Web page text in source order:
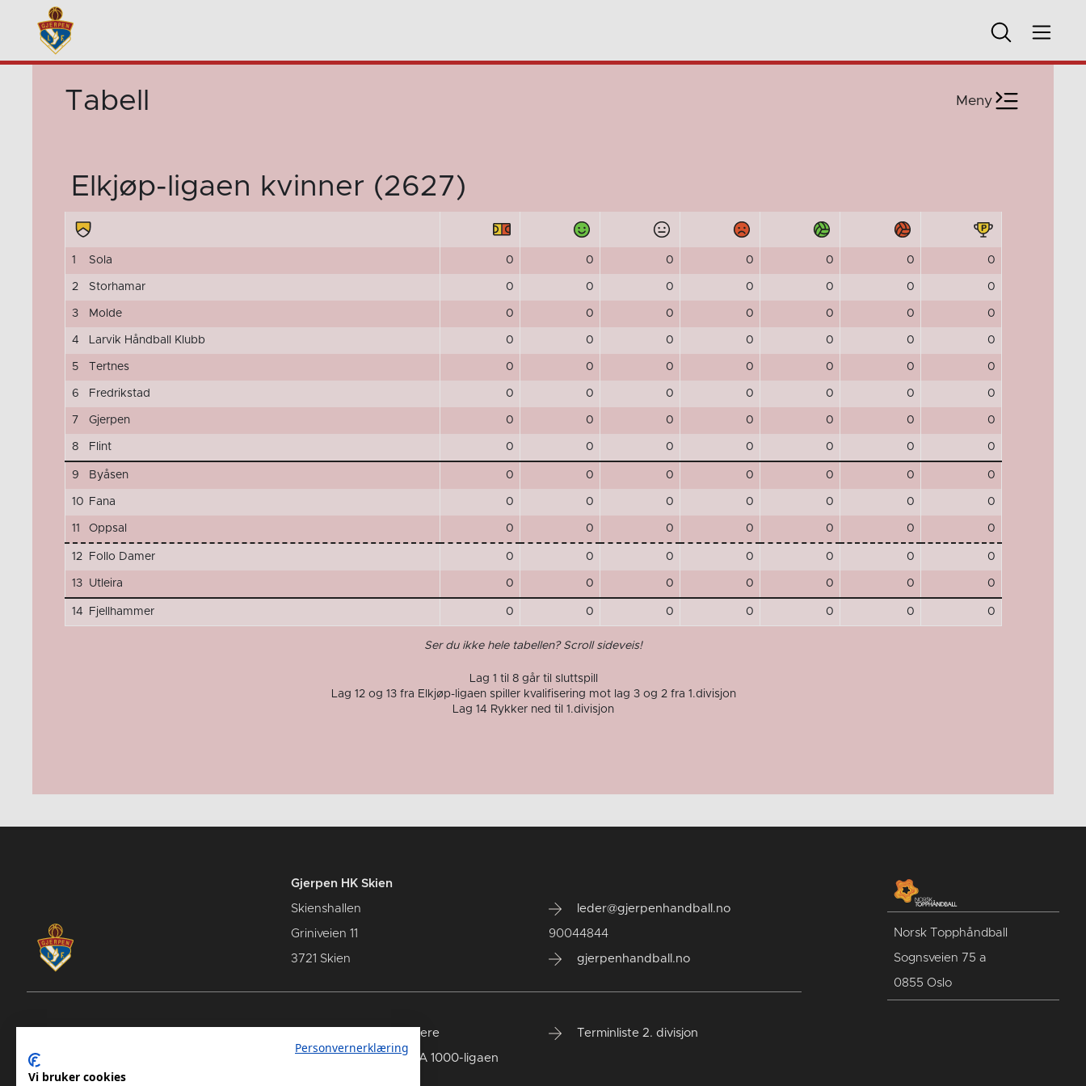
Tabell Meny
Elkjøp-ligaen kvinner (2627)
1 Sola 0 0 0 0 0 0 0
2 Storhamar 0 0 0 0 0 0 0
3 Molde 0 0 0 0 0 0 0
4 Larvik Håndball Klubb 0 0 0 0 0 0 0
5 Tertnes 0 0 0 0 0 0 0
6 Fredrikstad 0 0 0 0 0 0 0
7 Gjerpen 0 0 0 0 0 0 0
8 Flint 0 0 0 0 0 0 0
9 Byåsen 0 0 0 0 0 0 0
10 Fana 0 0 0 0 0 0 0
11 Oppsal 0 0 0 0 0 0 0
12 Follo Damer 0 0 0 0 0 0 0
13 Utleira 0 0 0 0 0 0 0
14 Fjellhammer 0 0 0 0 0 0 0
Ser du ikke hele tabellen? Scroll sideveis!
Lag 1 til 8 går til sluttspill
Lag 12 og 13 fra Elkjøp-ligaen spiller kvalifisering mot lag 3 og 2 fra 1.divisjon
Lag 14 Rykker ned til 1.divisjon
Gjerpen HK Skien
Skienshallen
Griniveien 11
3721 Skien
leder@gjerpenhandball.no
90044844
gjerpenhandball.no
Samarbeidspartnere
Terminliste - REMA 1000-ligaen
Terminliste 2. divisjon
Norsk Topphåndball
Sognsveien 75 a
0855 Oslo
Personvernerklæring
Vi bruker cookies